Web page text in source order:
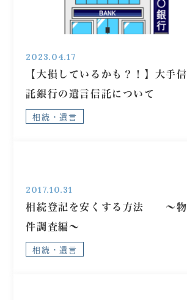
2023.04.17
【大損しているかも？！】大手信
託銀行の遺言信託について
相続・遺言
2017.10.31
相続登記を安くする方法 ～物
件調査編～
相続・遺言